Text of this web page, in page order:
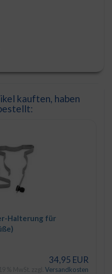
kauften, haben
Halterung für
34,95 EUR
Versandkosten